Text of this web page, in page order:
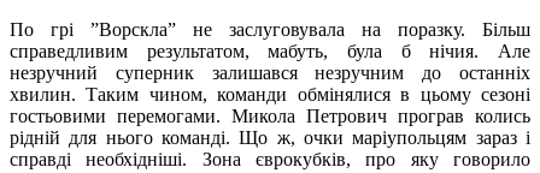
По грі ”Ворскла” не заслуговувала на поразку. Більш
справедливим результатом, мабуть, була б нічия. Але
незручний суперник залишався незручним до останніх
хвилин. Таким чином, команди обмінялися в цьому сезоні
гостьовими перемогами. Микола Петрович програв колись
рідній для нього команді. Що ж, очки маріупольцям зараз і
справді необхідніші. Зона єврокубків, про яку говорило